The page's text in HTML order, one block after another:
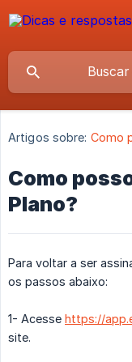
Artigos sobre: Como
Como
Plano?
Para voltar a ser
os passos abaixo:
1- Acesse https://
site.